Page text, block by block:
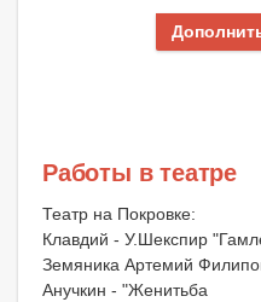
Работы в театре
Театр на Покровке:
Клавдий - У.Шекспир
Земяника Артемий
Анучкин - "Женитьба